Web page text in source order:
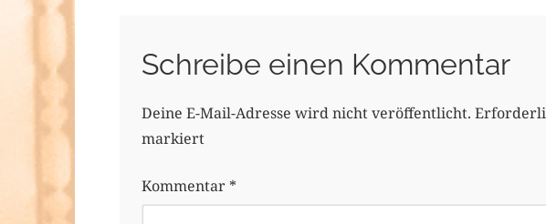
Schreibe einen Kommentar
Deine E-Mail-Adresse wird nicht veröffentlicht.
markiert
Kommentar *